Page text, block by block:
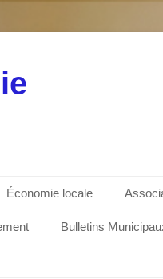
Économie locale
Bulletins